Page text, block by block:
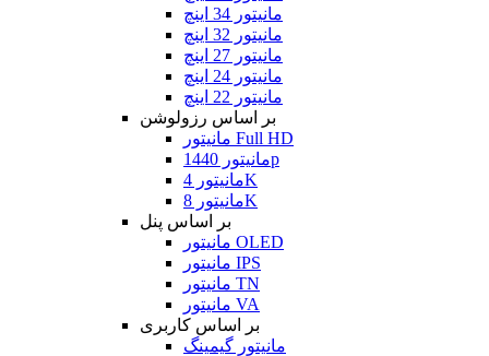
مانیتور 34 اینچ
مانیتور 32 اینچ
مانیتور 27 اینچ
مانیتور 24 اینچ
مانیتور 22 اینچ
بر اساس رزولوشن
مانیتور Full HD
مانیتور 1440p
مانیتور 4K
مانیتور 8K
بر اساس پنل
مانیتور OLED
مانیتور IPS
مانیتور TN
مانیتور VA
بر اساس کاربری
مانیتور گیمینگ